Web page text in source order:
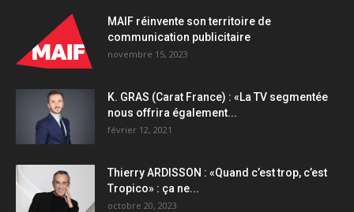
MAIF réinvente son territoire de
communication publicitaire
novembre 15, 2023
K. GRAS (Carat France) : «La TV segmentée
nous offrira également...
février 12, 2021
Thierry ARDISSON : «Quand c’est trop, c’est
Tropico» : ça ne...
octobre 20, 2023